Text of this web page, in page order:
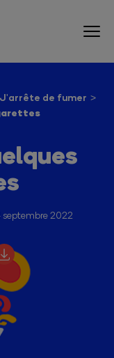
J'arrête de fumer
septembre 2022